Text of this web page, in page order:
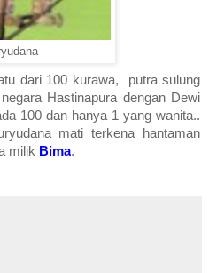
dari 100 kurawa, putra sulung
Hastinapura dengan Dewi
100 dan hanya 1 yang wanita..
mati terkena hantaman
milik Bima.